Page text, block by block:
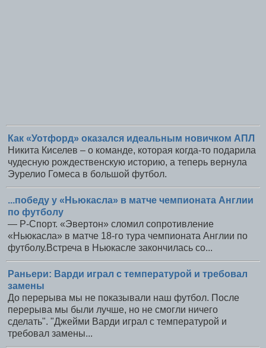
Как «Уотфорд» оказался идеальным новичком АПЛ
Никита Киселев – о команде, которая когда-то подарила
чудесную рождественскую историю, а теперь вернула
Эурелио Гомеса в большой футбол.
...победу у «Ньюкасла» в матче чемпионата Англии
по футболу
— Р-Спорт. «Эвертон» сломил сопротивление
«Ньюкасла» в матче 18-го тура чемпионата Англии по
футболу.Встреча в Ньюкасле закончилась со...
Раньери: Варди играл с температурой и требовал
замены
До перерыва мы не показывали наш футбол. После
перерыва мы были лучше, но не смогли ничего
сделать". "Джейми Варди играл с температурой и
требовал замены...